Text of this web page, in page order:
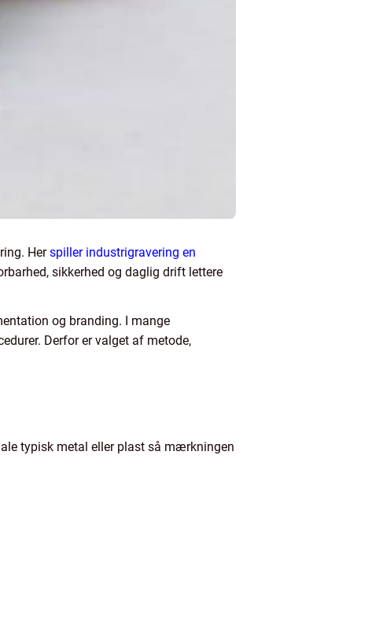
Herspiller industrigravering en
sikkerhed og daglig drift lettere
og branding. I mange
Derfor er valget af metode,
typisk metal eller plast så mærkningen